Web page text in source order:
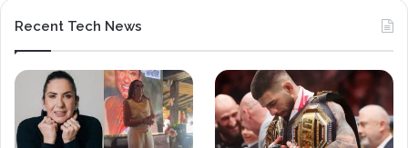
Recent Tech News